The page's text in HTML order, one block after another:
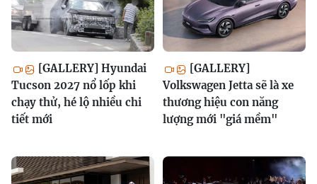
[GALLERY] Hyundai
Tucson 2027 nổ lốp khi
chạy thử, hé lộ nhiều chi
tiết mới
[GALLERY]
Volkswagen Jetta sẽ là xe
thương hiệu con năng
lượng mới "giá mềm"